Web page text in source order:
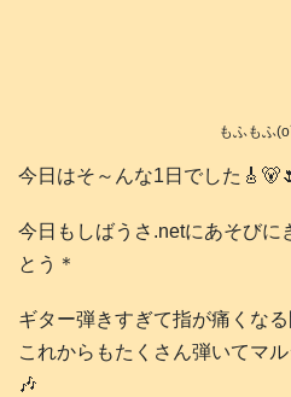
もふもふ
今日はそ～んな1日でした
今日もしばうさ.netにあそびに
とう＊
ギター弾きすぎて指が痛くな
これからもたくさん弾いてマ
🎶